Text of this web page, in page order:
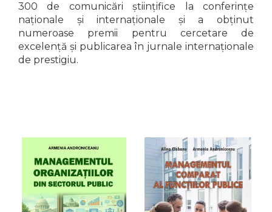
300 de comunicări științifice la conferințe
naționale și internaționale și a obținut
numeroase premii pentru cercetare de
excelență și publicarea în jurnale internaționale
de prestigiu.